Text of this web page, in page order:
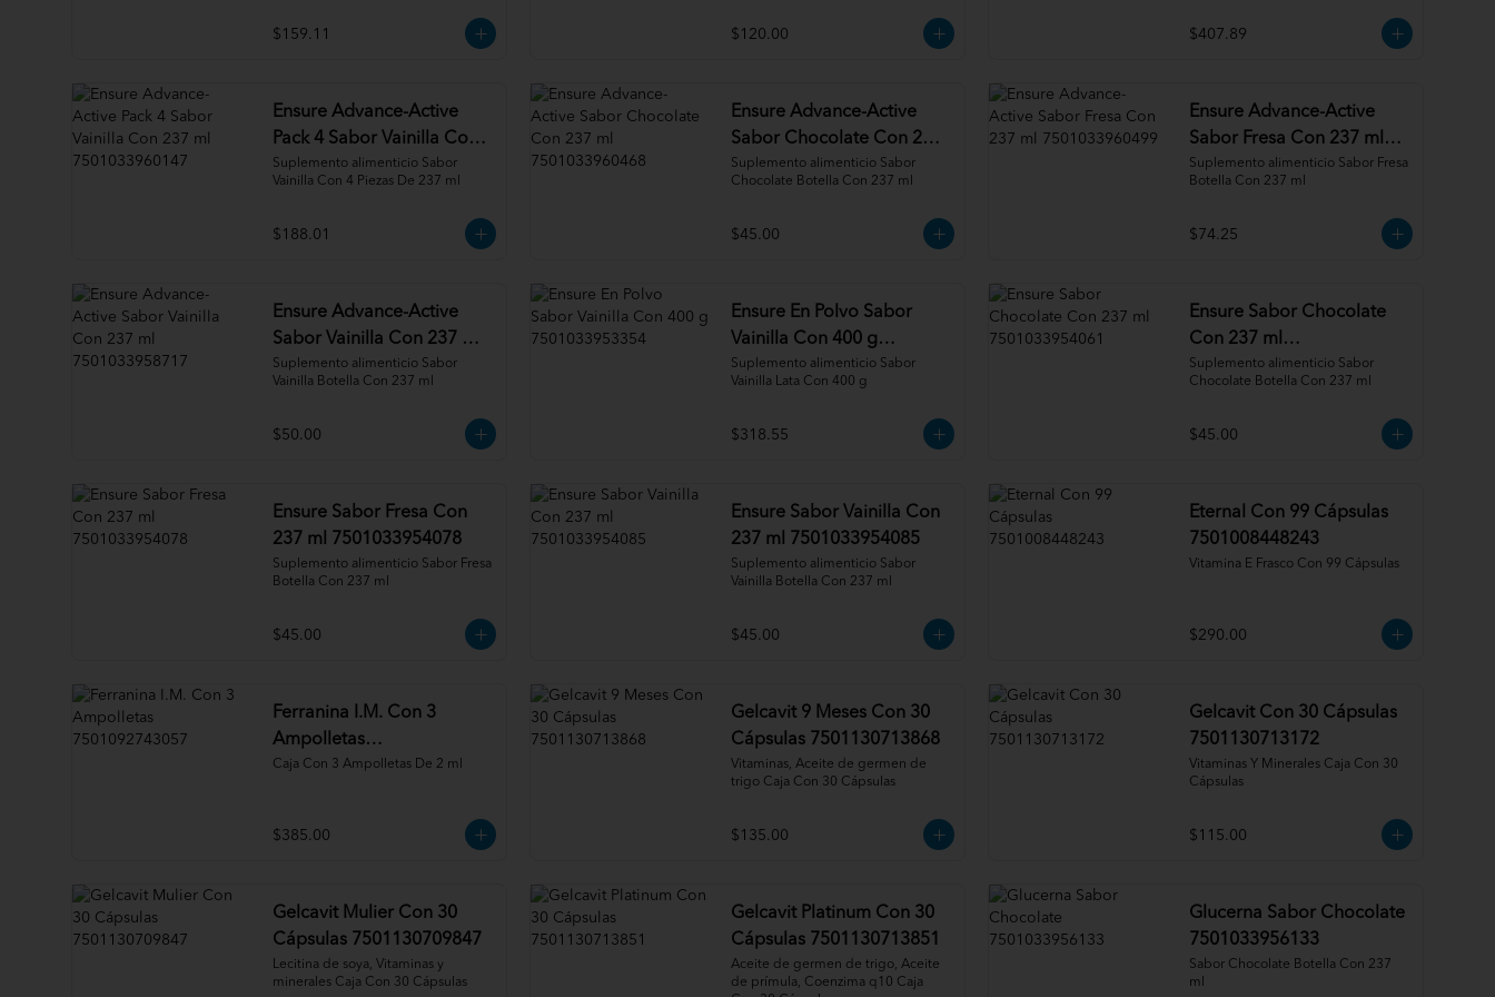
$159.11 $120.00 $407.89
Ensure Advance-Active
Pack 4 Sabor Vainilla Con
237 ml 7501033960147
Suplemento alimenticio Sabor
Vainilla Con 4 Piezas De 237 ml
$188.01
Ensure Advance-Active
Sabor Chocolate Con 237
ml 7501033960468
Suplemento alimenticio Sabor
Chocolate Botella Con 237 ml
$45.00
Ensure Advance-Active
Sabor Fresa Con 237 ml
7501033960499
Suplemento alimenticio Sabor Fresa
Botella Con 237 ml
$74.25
Ensure Advance-Active
Sabor Vainilla Con 237 ml
7501033958717
Suplemento alimenticio Sabor
Vainilla Botella Con 237 ml
$50.00
Ensure En Polvo Sabor
Vainilla Con 400 g
7501033953354
Suplemento alimenticio Sabor
Vainilla Lata Con 400 g
$318.55
Ensure Sabor Chocolate
Con 237 ml
7501033954061
Suplemento alimenticio Sabor
Chocolate Botella Con 237 ml
$45.00
Ensure Sabor Fresa Con
237 ml 7501033954078
Suplemento alimenticio Sabor Fresa
Botella Con 237 ml
$45.00
Ensure Sabor Vainilla Con
237 ml 7501033954085
Suplemento alimenticio Sabor
Vainilla Botella Con 237 ml
$45.00
Eternal Con 99 Cápsulas
7501008448243
Vitamina E Frasco Con 99 Cápsulas
$290.00
Ferranina I.M. Con 3
Ampolletas
7501092743057
Caja Con 3 Ampolletas De 2 ml
$385.00
Gelcavit 9 Meses Con 30
Cápsulas 7501130713868
Vitaminas, Aceite de germen de
trigo Caja Con 30 Cápsulas
$135.00
Gelcavit Con 30 Cápsulas
7501130713172
Vitaminas Y Minerales Caja Con 30
Cápsulas
$115.00
Gelcavit Mulier Con 30
Cápsulas 7501130709847
Lecitina de soya, Vitaminas y
minerales Caja Con 30 Cápsulas
Gelcavit Platinum Con 30
Cápsulas 7501130713851
Aceite de germen de trigo, Aceite
de prímula, Coenzima q10 Caja
Glucerna Sabor Chocolate
7501033956133
Sabor Chocolate Botella Con 237
ml